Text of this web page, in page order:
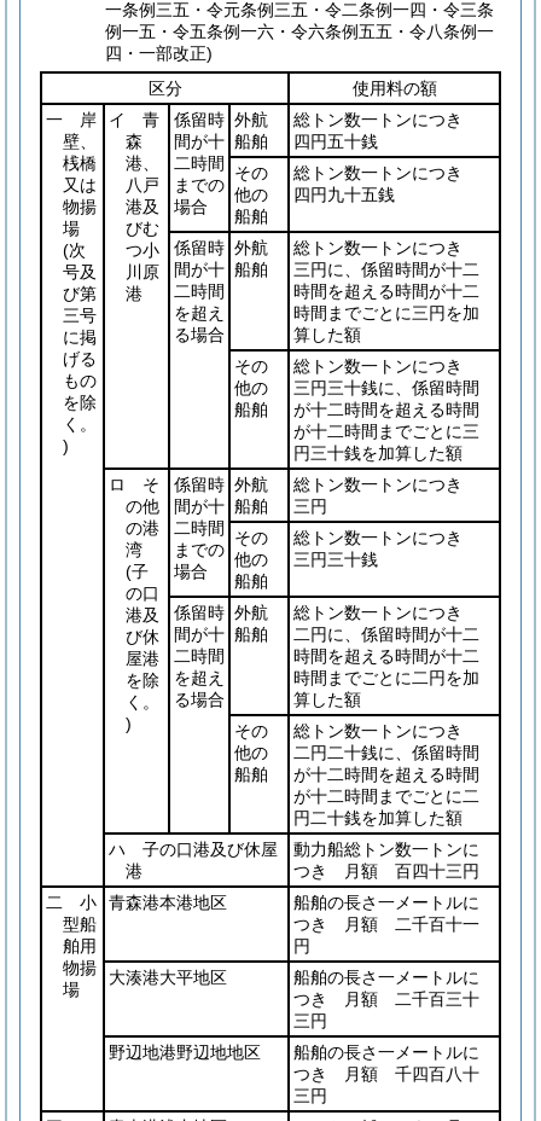
一条例三五・令元条例三五・令二条例一四・令三条
例一五・令五条例一六・令六条例五五・令八条例一
四・一部改正)
区分
使用料の額
一 岸
壁、
桟橋
又は
物揚
場
(次
号及
び第
三号
に掲
げる
もの
を除
く。
)
イ 青
森
港、
八戸
港及
びむ
つ小
川原
港
係留時
間が十
二時間
までの
場合
外航
船舶
総トン数一トンにつき
四円五十銭
その
他の
船舶
総トン数一トンにつき
四円九十五銭
係留時
間が十
二時間
を超え
る場合
外航
船舶
総トン数一トンにつき
三円に、係留時間が十二
時間を超える時間が十二
時間までごとに三円を加
算した額
その
他の
船舶
総トン数一トンにつき
三円三十銭に、係留時間
が十二時間を超える時間
が十二時間までごとに三
円三十銭を加算した額
ロ そ
の他
の港
湾
(子
の口
港及
び休
屋港
を除
く。
)
係留時
間が十
二時間
までの
場合
外航
船舶
総トン数一トンにつき
三円
その
他の
船舶
総トン数一トンにつき
三円三十銭
係留時
間が十
二時間
を超え
る場合
外航
船舶
総トン数一トンにつき
二円に、係留時間が十二
時間を超える時間が十二
時間までごとに二円を加
算した額
その
他の
船舶
総トン数一トンにつき
二円二十銭に、係留時間
が十二時間を超える時間
が十二時間までごとに二
円二十銭を加算した額
ハ 子の口港及び休屋
港
動力船総トン数一トンに
つき 月額 百四十三円
二 小
型船
舶用
物揚
場
青森港本港地区
船舶の長さ一メートルに
つき 月額 二千百十一
円
大湊港大平地区
船舶の長さ一メートルに
つき 月額 二千百三十
三円
野辺地港野辺地地区
船舶の長さ一メートルに
つき 月額 千四百八十
三円